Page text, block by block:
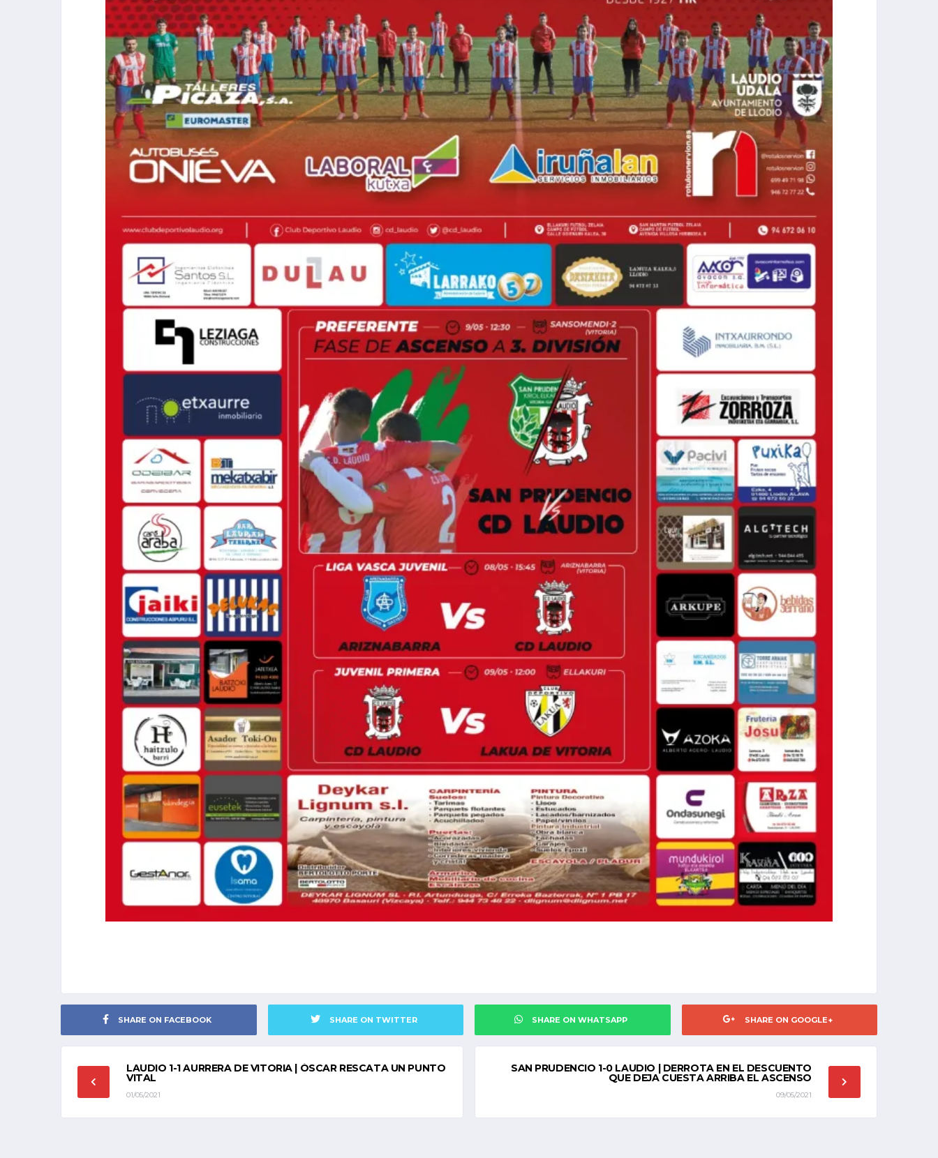
SHARE ON FACEBOOK SHARE ON TWITTER SHARE ON WHATSAPP SHARE ON GOOGLE+
LAUDIO 1-1 AURRERA DE VITORIA | ÓSCAR RESCATA UN PUNTO
VITAL
01/05/2021
SAN PRUDENCIO 1-0 LAUDIO | DERROTA EN EL DESCUENTO
QUE DEJA CUESTA ARRIBA EL ASCENSO
09/05/2021